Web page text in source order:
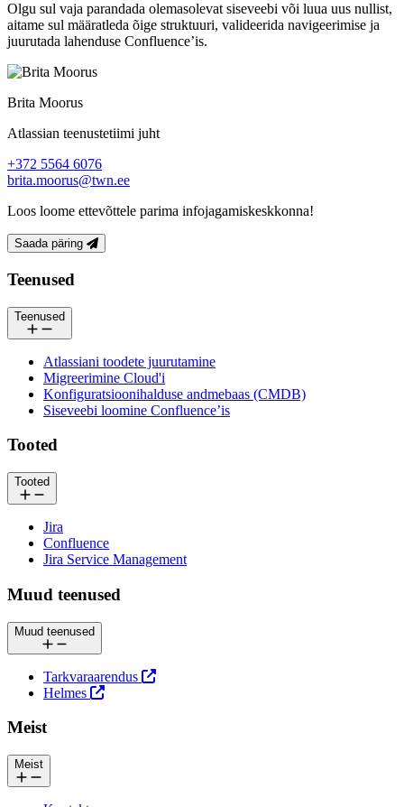
Olgu sul vaja parandada olemasolevat siseveebi või luua uus nullist,
aitame sul määratleda õige struktuuri, valideerida navigeerimise ja
juurutada lahenduse Confluence’is.
Brita Moorus
Atlassian teenustetiimi juht
+372 5564 6076
brita.moorus@twn.ee
Loos loome ettevõttele parima infojagamiskeskkonna!
Saada päring
Jalus
Teenused
Teenused
Atlassiani toodete juurutamine
Migreerimine Cloud'i
Konfiguratsioonihalduse andmebaas (CMDB)
Siseveebi loomine Confluence’is
Tooted
Tooted
Jira
Confluence
Jira Service Management
Muud teenused
Muud teenused
Tarkvaraarendus
Helmes
Meist
Meist